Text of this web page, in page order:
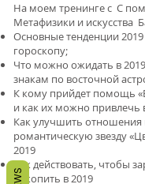
На моем тренинге с С
Метафизики и искусства
Основные тенденции
гороскопу;
Что можно ожидать в
знакам по восточной
К кому прийдет помощь
и как их можно привлечь
Как улучшить отношения
романтическую звезду
2019
Как действовать, чтобы
накопить в 2019